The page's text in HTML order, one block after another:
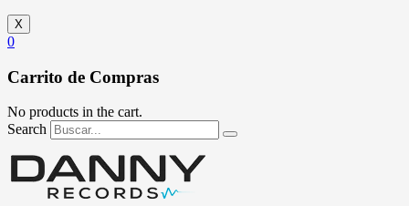
X
0
Carrito de Compras
No products in the cart.
Search